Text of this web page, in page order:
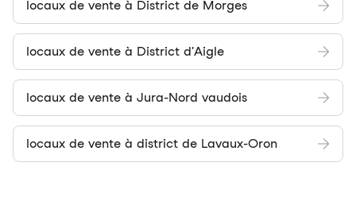
locaux de vente à District de Morges
locaux de vente à District d'Aigle
locaux de vente à Jura-Nord vaudois
locaux de vente à district de Lavaux-Oron